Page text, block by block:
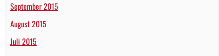
September 2015
August 2015
Juli 2015